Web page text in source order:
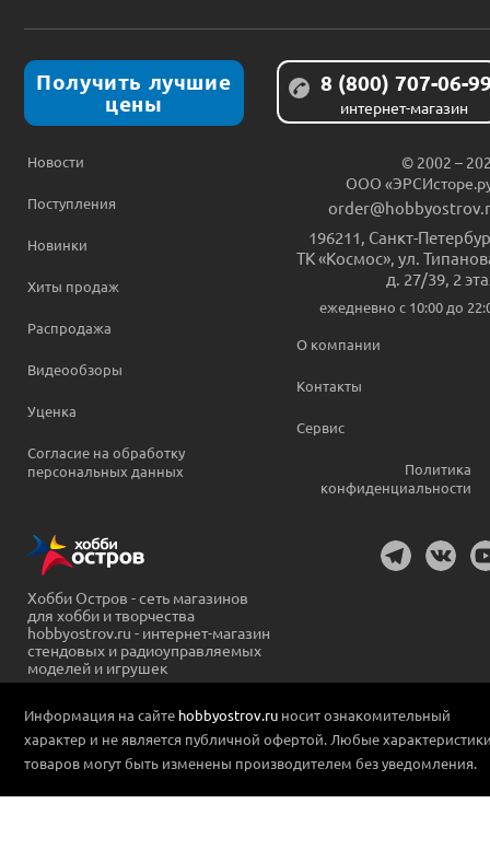
Получить лучшие
цены
8 (800) 707-06-
интернет-магазин
Новости
Поступления
Новинки
Хиты продаж
Распродажа
Видеообзоры
Уценка
Согласие на обработку
персональных данных
© 2002 –
ООО
196211 Санкт-
ТК «Космос», ул.
д. 27/39, 2
ежедневно c 10:00 до
О компании
Контакты
Сервис
Политика
конфиденциальности
Хобби Остров - сеть магазинов
для хобби и творчества
hobbyostrov.ru - интернет-магазин
стендовых и радиоуправляемых
моделей и игрушек
Информация на сайте hobbyostrov.ru носит ознакомительный
характер и не является публичной офертой. Любые
товаров могут быть изменены производителем без уведомления.